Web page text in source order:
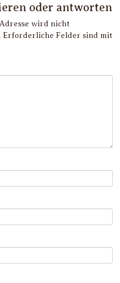
oder antworten
wird nicht
Erforderliche Felder sind mit